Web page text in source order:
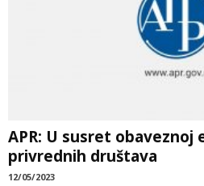
APR: U susret
privrednih društava
12/05/2023